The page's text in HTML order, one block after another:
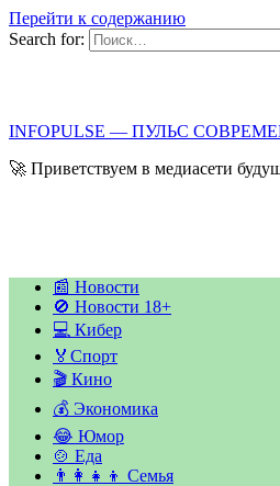
Перейти к содержанию
Search for:
INFOPULSE — ПУЛЬС
🚀 Приветствуем в медиасети
📰 Новости
🚫 Новости 18+
💻 Кибер
🏅Спорт
🎬 Кино
💰 Экономика
😂 Юмор
🍲 Еда
👨‍👩‍👧‍👦 Семья